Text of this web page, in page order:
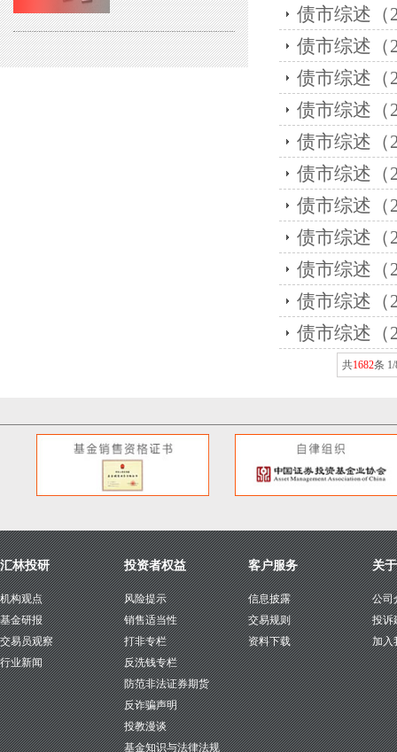
债市综述（
债市综述（
债市综述（
债市综述（
债市综述（
债市综述（
债市综述（
债市综述（
债市综述（
债市综述（
债市综述（
共1682条
汇林投研
机构观点
基金研报
交易员观察
行业新闻
投资者权益
风险提示
销售适当性
打非专栏
反洗钱专栏
防范非法证券期货
反诈骗声明
投教漫谈
基金知识与法律法规
客户服务
信息披露
交易规则
资料下载
关
公司
投诉
加入